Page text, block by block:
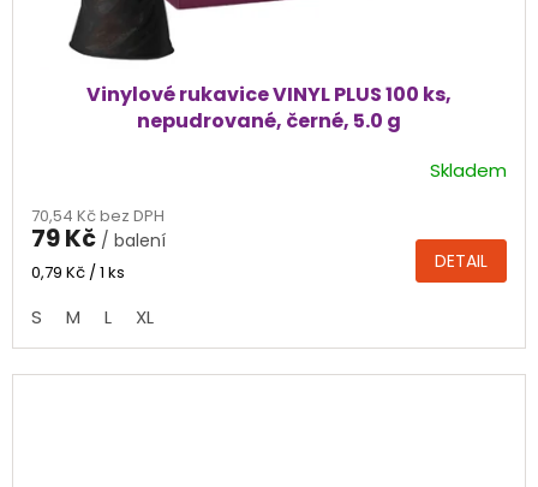
Vinylové rukavice VINYL PLUS 100 ks,
nepudrované, černé, 5.0 g
produktu
je
4,2
5
hvězdiček.
Skladem
70,54 Kč bez DPH
79 Kč / balení
Měrná
0,79 Kč / 1 ks DETAIL
S M L XL